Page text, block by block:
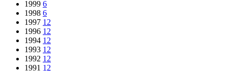
1999 6
1998 6
1997 12
1996 12
1994 12
1993 12
1992 12
1991 12